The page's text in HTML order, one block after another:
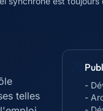
telles
-
-